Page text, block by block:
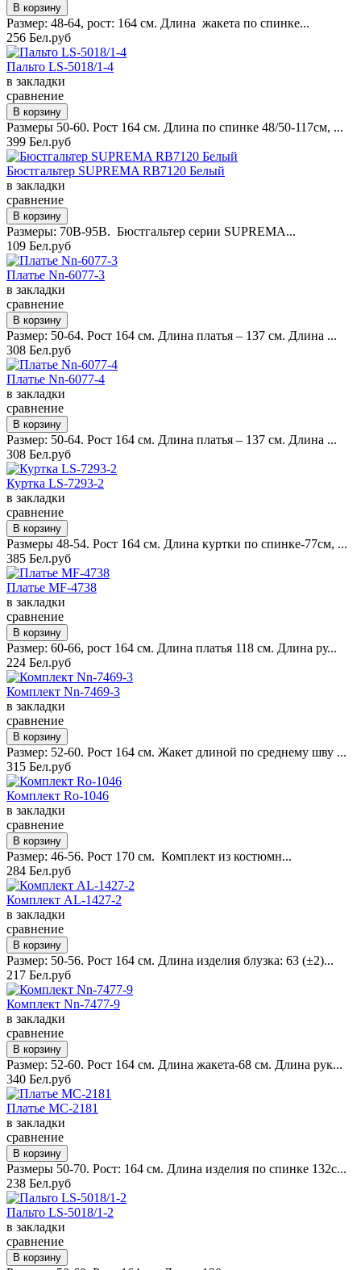
Размер: 48-64, рост: 164 см. Длина жакета по спинке...
256 Бел.руб
Пальто LS-5018/1-4
в закладки
сравнение
Размеры 50-60. Рост 164 см. Длина по спинке 48/50-117см, ...
399 Бел.руб
Бюстгальтер SUPREMA RB7120 Белый
в закладки
сравнение
Размеры: 70B-95B. Бюстгальтер серии SUPREMA...
109 Бел.руб
Платье Nn-6077-3
в закладки
сравнение
Размер: 50-64. Рост 164 см. Длина платья – 137 см. Длина ...
308 Бел.руб
Платье Nn-6077-4
в закладки
сравнение
Размер: 50-64. Рост 164 см. Длина платья – 137 см. Длина ...
308 Бел.руб
Куртка LS-7293-2
в закладки
сравнение
Размеры 48-54. Рост 164 см. Длина куртки по спинке-77см, ...
385 Бел.руб
Платье MF-4738
в закладки
сравнение
Размер: 60-66, рост 164 см. Длина платья 118 см. Длина ру...
224 Бел.руб
Комплект Nn-7469-3
в закладки
сравнение
Размер: 52-60. Рост 164 см. Жакет длиной по среднему шву ...
315 Бел.руб
Комплект Ro-1046
в закладки
сравнение
Размер: 46-56. Рост 170 см. Комплект из костюмн...
284 Бел.руб
Комплект AL-1427-2
в закладки
сравнение
Размер: 50-56. Рост 164 см. Длина изделия блузка: 63 (±2)...
217 Бел.руб
Комплект Nn-7477-9
в закладки
сравнение
Размер: 52-60. Рост 164 см. Длина жакета-68 см. Длина рук...
340 Бел.руб
Платье MC-2181
в закладки
сравнение
Размеры 50-70. Рост: 164 см. Длина изделия по спинке 132с...
238 Бел.руб
Пальто LS-5018/1-2
в закладки
сравнение